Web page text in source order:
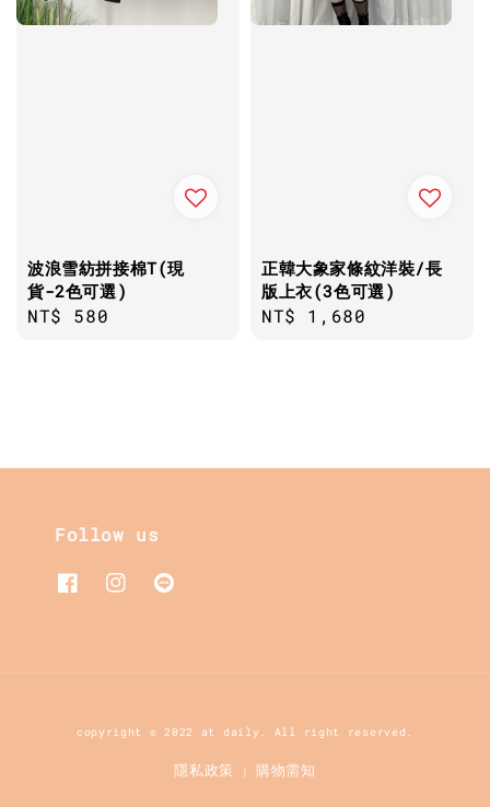
波浪雪紡拼接棉T(現
貨-2色可選)
Regular
NT$ 580
正韓大象家條紋洋裝/長
版上衣(3色可選)
Regular
NT$ 1,680
Follow us
copyright © 2022 at daily. All right reserved.
隱私政策 |購物需知